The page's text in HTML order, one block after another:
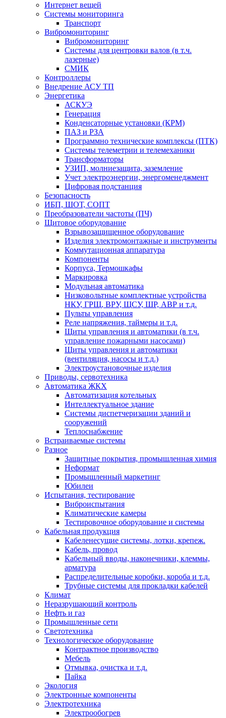
Интернет вещей
Системы мониторинга
Транспорт
Вибромониторинг
Вибромониторинг
Системы для центровки валов (в т.ч.
лазерные)
СМИК
Контроллеры
Внедрение АСУ ТП
Энергетика
АСКУЭ
Генерация
Конденсаторные установки (КРМ)
ПАЗ и РЗА
Программно технические комплексы (ПТК)
Системы телеметрии и телемеханики
Трансформаторы
УЗИП, молниезащита, заземление
Учет электроэнергии, энергоменеджмент
Цифровая подстанция
Безопасность
ИБП, ШОТ, СОПТ
Преобразователи частоты (ПЧ)
Щитовое оборудование
Взрывозащищенное оборудование
Изделия электромонтажные и инструменты
Коммутационная аппаратура
Компоненты
Корпуса, Термошкафы
Маркировка
Модульная автоматика
Низковольтные комплектные устройства
НКУ, ГРЩ, ВРУ, ЩСУ, ШР, АВР и т.д.
Пульты управления
Реле напряжения, таймеры и т.д.
Щиты управления и автоматики (в т.ч.
управление пожарными насосами)
Щиты управления и автоматики
(вентиляция, насосы и т.д.)
Электроустановочные изделия
Приводы, сервотехника
Автоматика ЖКХ
Автоматизация котельных
Интеллектуальное здание
Системы диспетчеризации зданий и
сооружений
Теплоснабжение
Встраиваемые системы
Разное
Защитные покрытия, промышленная химия
Неформат
Промышленный маркетинг
Юбилеи
Испытания, тестирование
Виброиспытания
Климатические камеры
Тестировочное оборудование и системы
Кабельная продукция
Кабеленесущие системы, лотки, крепеж.
Кабель, провод
Кабельный вводы, наконечники, клеммы,
арматура
Распределительные коробки, короба и т.д.
Трубные системы для прокладки кабелей
Климат
Неразрушающий контроль
Нефть и газ
Промышленные сети
Светотехника
Технологическое оборудование
Контрактное производство
Мебель
Отмывка, очистка и т.д.
Пайка
Экология
Электронные компоненты
Электротехника
Электрообогрев